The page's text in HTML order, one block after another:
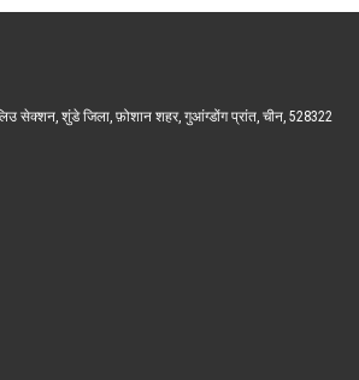
सेक्शन, शुंडे जिला, फ़ोशान शहर, गुआंग्डोंग प्रांत, चीन, 528322